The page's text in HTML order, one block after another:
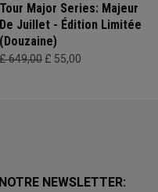
Tour Major Series: Majeur
De Juillet - Édition Limitée
(Douzaine)
£ 649,00 £ 55,00
NEWSLETTER: